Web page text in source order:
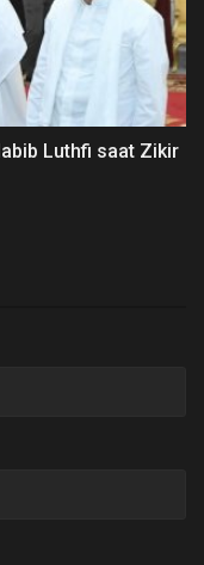
Luthfi saat Zikir